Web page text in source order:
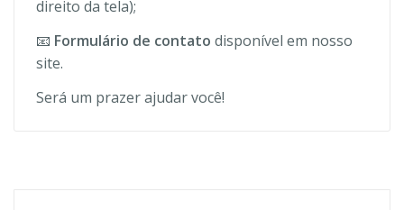
direito da tela);
📧 Formulário de contato disponível em nosso
site.
Será um prazer ajudar você!